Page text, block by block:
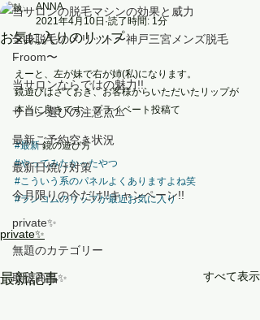
当サロンの脱毛マシンの効果と威力
全身脱毛のメリット〜神戸三宮メンズ脱毛
Froom〜
当サロンならではの魅力!!
サロン選びの注意点⚠️
最新ご予約空き状況
最新日焼け対策
今月限りの今だけ!!キャンペーン!!
private✨
無題のカテゴリー
取扱商品✨
お気に入りのリップ
ANNA
2021年4月10日 読了時間: 1分
.
えーと、左が妹で右が姉(私)になります。
鏡遊びはさておき、お客様からいただいたリップが
本当に良きです。プライベート投稿て
#最新 鏡の遊び方
#やってみたかったやつ
#こういう系のパネルよくありますよね笑
#ランコムのリップが最近お気に入り
private✨
最新記事 すべて表示